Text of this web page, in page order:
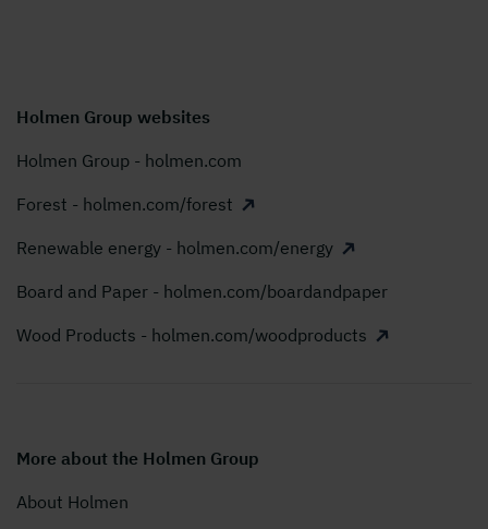
Holmen Group websites
Holmen Group - holmen.com
Forest - holmen.com/forest
Renewable energy - holmen.com/energy
Board and Paper - holmen.com/boardandpaper
Wood Products - holmen.com/woodproducts
More about the Holmen Group
About Holmen